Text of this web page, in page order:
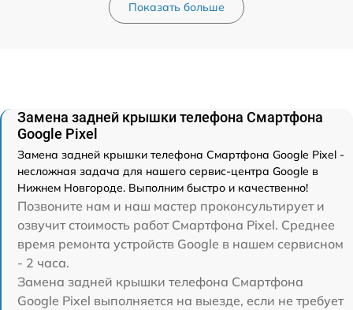
Показать больше
Замена задней крышки телефона Смартфона
Google Pixel
Замена задней крышки телефона Смартфона Google Pixel -
несложная задача для нашего сервис-центра Google в
Нижнем Новгороде. Выполним быстро и качественно!
Позвоните нам и наш мастер проконсультирует и
озвучит стоимость работ Смартфона Pixel. Среднее
время ремонта устройств Google в нашем сервисном
- 2 часа.
Замена задней крышки телефона Смартфона
Google Pixel выполняется на выезде, если не требует